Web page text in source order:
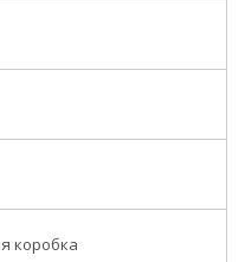
коробка